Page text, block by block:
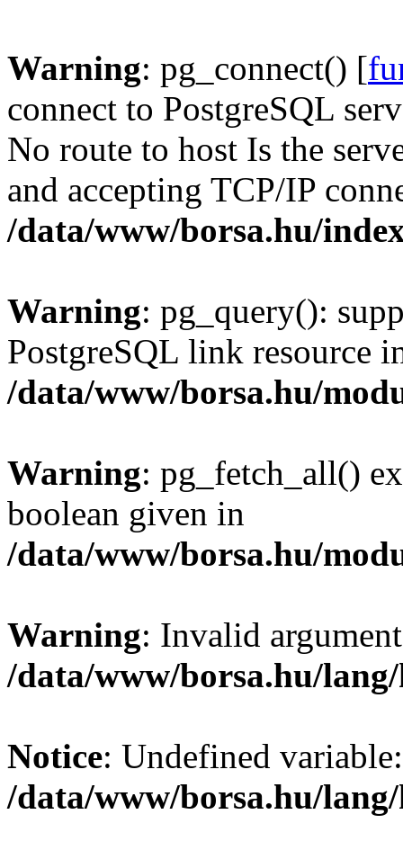
Warning: pg_connect() [
connect to PostgreSQL
No route to host Is the
and accepting TCP/IP
/data/www/borsa.hu/
Warning: pg_query():
PostgreSQL link resource
/data/www/borsa.hu/
Warning: pg_fetch_all()
boolean given in
/data/www/borsa.hu/
Warning: Invalid
/data/www/borsa.hu/
Notice: Undefined
/data/www/borsa.hu/